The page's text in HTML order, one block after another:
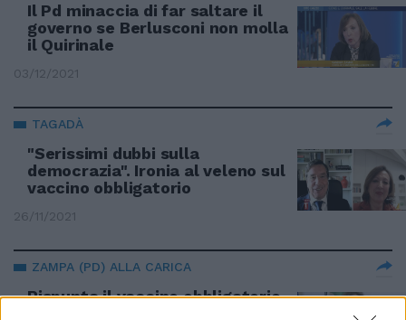
Il Pd minaccia di far saltare il
governo se Berlusconi non molla
il Quirinale
03/12/2021
TAGADÀ
"Serissimi dubbi sulla
democrazia". Ironia al veleno sul
vaccino obbligatorio
26/11/2021
ZAMPA (PD) ALLA CARICA
Rispunta il vaccino obbligatorio.